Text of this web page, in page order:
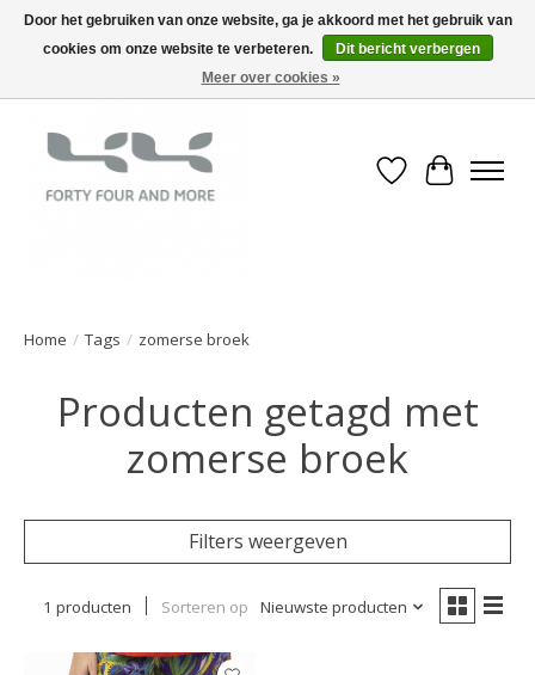
Verlanglijst
Home / Tags / zomerse broek
Producten getagd met
zomerse broek
Filters weergeven
1 producten Sorteren op Nieuwste producten
Door het gebruiken van onze website, ga je akkoord met het gebruik van
cookies om onze website te verbeteren.
Dit bericht verbergen
Meer over cookies »